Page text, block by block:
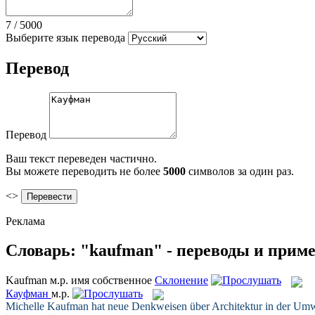
7 / 5000
Выберите язык перевода
Перевод
Перевод
Ваш текст переведен частично.
Вы можете переводить не более 5000 символов за один раз.
<>
Реклама
Словарь: "kaufman" - переводы и
Kaufman м.р. имя собственное Склонение
Кауфман м.р.
Michelle Kaufman hat neue Denkweisen über Architektur in der